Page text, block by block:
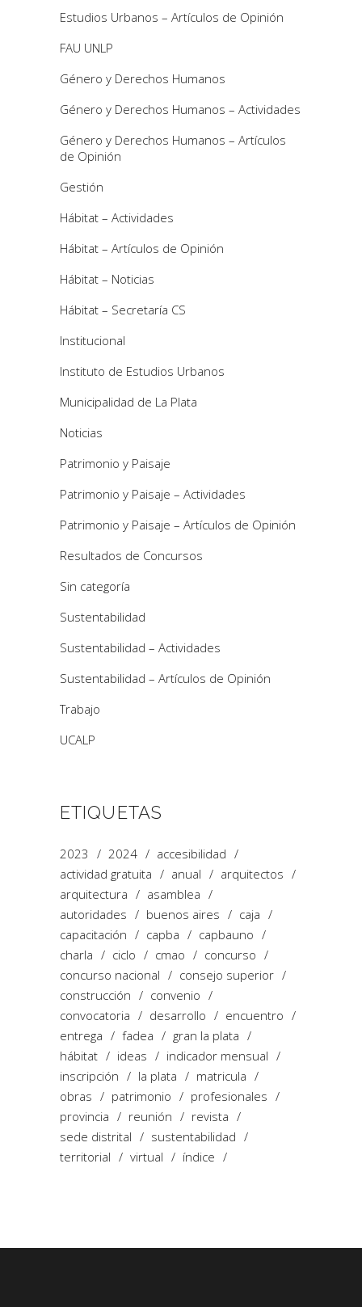
Estudios Urbanos – Artículos de Opinión
FAU UNLP
Género y Derechos Humanos
Género y Derechos Humanos – Actividades
Género y Derechos Humanos – Artículos
de Opinión
Gestión
Hábitat – Actividades
Hábitat – Artículos de Opinión
Hábitat – Noticias
Hábitat – Secretaría CS
Institucional
Instituto de Estudios Urbanos
Municipalidad de La Plata
Noticias
Patrimonio y Paisaje
Patrimonio y Paisaje – Actividades
Patrimonio y Paisaje – Artículos de Opinión
Resultados de Concursos
Sin categoría
Sustentabilidad
Sustentabilidad – Actividades
Sustentabilidad – Artículos de Opinión
Trabajo
UCALP
ETIQUETAS
2023 2024
accesibilidad
actividad gratuita
anual
arquitectos
arquitectura
asamblea
autoridades
buenos aires
caja
capacitación
capba
capbauno
charla
ciclo cmao
concurso
concurso nacional
consejo superior
construcción
convenio
convocatoria
desarrollo
encuentro
entrega
fadea
gran la plata
hábitat
ideas
indicador mensual
inscripción
la plata
matricula
obras
patrimonio
profesionales
provincia
reunión
revista
sede distrital
sustentabilidad
territorial
virtual índice